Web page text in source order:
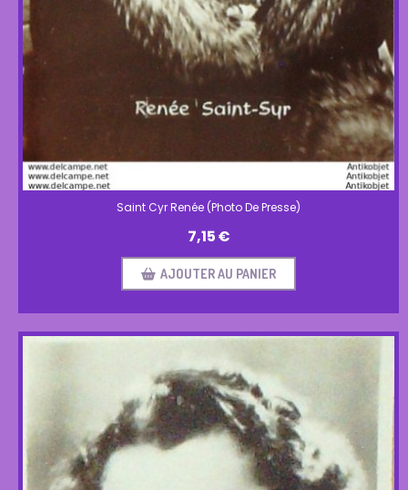
Saint Cyr Renée (Photo De Presse)
7,15€
AJOUTER AU PANIER